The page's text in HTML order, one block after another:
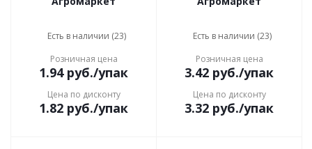
Есть в наличии (23)
Розничная цена
1.94руб./упак
Цена по дисконту
1.82 руб./упак
Есть в наличии (23)
Розничная цена
3.42 руб./упак
Цена по дисконту
3.32 руб./упак